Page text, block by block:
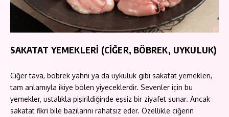
SAKATAT YEMEKLERİ (CİĞER, BÖBREK, UYKULUK)
Ciğer tava, böbrek yahni ya da uykuluk gibi sakatat yemekleri,
tam anlamıyla ikiye bölen yiyeceklerdir. Sevenler için bu
yemekler, ustalıkla pişirildiğinde eşsiz bir ziyafet sunar. Ancak
sakatat fikri bile bazılarını rahatsız eder. Özellikle ciğerin